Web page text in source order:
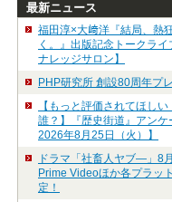
最新ニュース
福田淳×大﨑洋『結局、熱
く。』出版記念トークライ
ナレッジサロン】
PHP研究所 創設80周年プ
【もっと評価されてほし
誰？】『歴史街道』アンケ
2026年8月25日（火）】
ドラマ「社畜人ヤブ―」8
Prime Videoほか各プラッ
定！